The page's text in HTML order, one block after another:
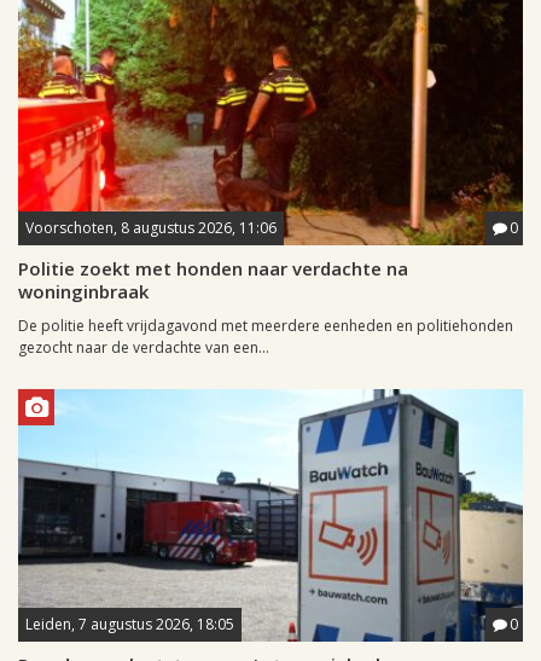
Voorschoten, 8 augustus 2026, 11:06 0
Politie zoekt met honden naar verdachte na
woninginbraak
De politie heeft vrijdagavond met meerdere eenheden en politiehonden
gezocht naar de verdachte van een...
Leiden, 7 augustus 2026, 18:05 0